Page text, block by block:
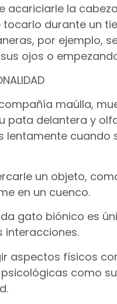
acariciarle la
tocarlo durante un
por ejemplo,
ojos o
maúlla,
pata delantera y
lentamente
un objeto,
en un cuenco.
gato biónico es
interacciones.
aspectos físicos
como